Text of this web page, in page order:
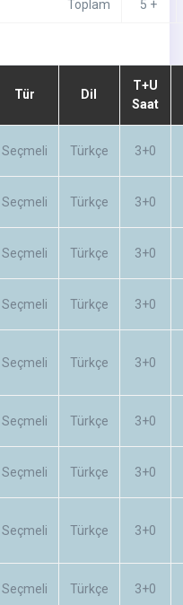
Toplam 5 +
Tür Dil
T+U
Saat
Seçmeli Türkçe 3+0
Seçmeli Türkçe 3+0
Seçmeli Türkçe 3+0
Seçmeli Türkçe 3+0
Seçmeli Türkçe 3+0
Seçmeli Türkçe 3+0
Seçmeli Türkçe 3+0
Seçmeli Türkçe 3+0
Seçmeli Türkçe 3+0